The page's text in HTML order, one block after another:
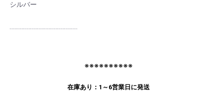
シルバー
┈┈┈┈┈┈┈┈┈┈
※※※※※※※※※※
在庫あり：1～6営業日に発送